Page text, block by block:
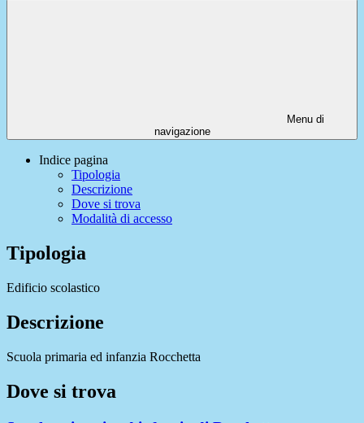
Menu di
navigazione
Indice pagina
Tipologia
Descrizione
Dove si trova
Modalità di accesso
Tipologia
Edificio scolastico
Descrizione
Scuola primaria ed infanzia Rocchetta
Dove si trova